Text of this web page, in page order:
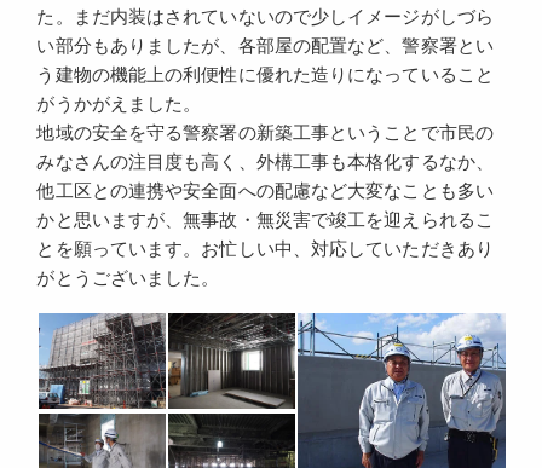
た。まだ内装はされていないので少しイメージがしづら
い部分もありましたが、各部屋の配置など、警察署とい
う建物の機能上の利便性に優れた造りになっていること
がうかがえました。
地域の安全を守る警察署の新築工事ということで市民の
みなさんの注目度も高く、外構工事も本格化するなか、
他工区との連携や安全面への配慮など大変なことも多い
かと思いますが、無事故・無災害で竣工を迎えられるこ
とを願っています。お忙しい中、対応していただきあり
がとうございました。